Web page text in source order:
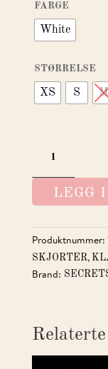
FARGE
White
STØRRELSE
XS S M
SHORT
SLEEVE
BLOUSE
ANTALL
LEGG
Produktnummer:
SKJORTER,
Brand: